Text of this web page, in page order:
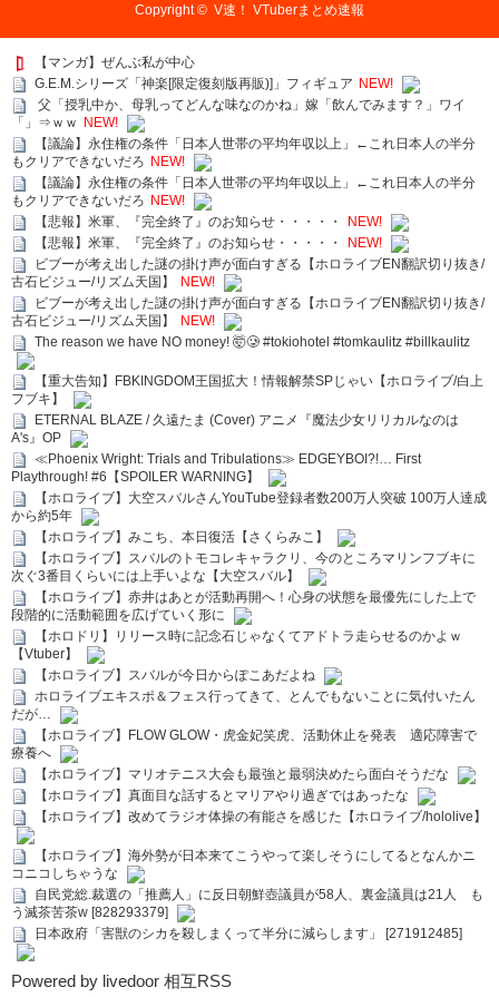
Copyright © V速！ VTuberまとめ速報
【マンガ】ぜんぶ私が中心
G.E.M.シリーズ「神楽[限定復刻版再販)]」フィギュア NEW!
父「授乳中か、母乳ってどんな味なのかね」嫁「飲んでみます？」ワイ
「」⇒ｗｗ
NEW!
【議論】永住権の条件「日本人世帯の平均年収以上」←これ日本人の半分
もクリアできないだろ NEW!
【議論】永住権の条件「日本人世帯の平均年収以上」←これ日本人の半分
もクリアできないだろ NEW!
【悲報】米軍、『完全終了』のお知らせ・・・・・
NEW!
【悲報】米軍、『完全終了』のお知らせ・・・・・
NEW!
ビブーが考え出した謎の掛け声が面白すぎる【ホロライブEN翻訳切り抜き/
古石ビジュー/リズム天国】
NEW!
ビブーが考え出した謎の掛け声が面白すぎる【ホロライブEN翻訳切り抜き/
古石ビジュー/リズム天国】
NEW!
The reason we have NO money! 🤯🥲 #tokiohotel #tomkaulitz #billkaulitz
【重大告知】FBKINGDOM王国拡大！情報解禁SPじゃい【ホロライブ/白上
フブキ】
ETERNAL BLAZE / 久遠たま (Cover) アニメ『魔法少女リリカルなのは
A's』OP
≪Phoenix Wright: Trials and Tribulations≫ EDGEYBOI?!… First
Playthrough! #6【SPOILER WARNING】
【ホロライブ】大空スバルさんYouTube登録者数200万人突破 100万人達成
から約5年
【ホロライブ】みこち、本日復活【さくらみこ】
【ホロライブ】スバルのトモコレキャラクリ、今のところマリンフブキに
次ぐ3番目くらいには上手いよな【大空スバル】
【ホロライブ】赤井はあとが活動再開へ！心身の状態を最優先にした上で
段階的に活動範囲を広げていく形に
【ホロドリ】リリース時に記念石じゃなくてアドトラ走らせるのかよｗ
【Vtuber】
【ホロライブ】スバルが今日からぽこあだよね
ホロライブエキスポ＆フェス行ってきて、とんでもないことに気付いたん
だが…
【ホロライブ】FLOW GLOW・虎金妃笑虎、活動休止を発表 適応障害で
療養へ
【ホロライブ】マリオテニス大会も最強と最弱決めたら面白そうだな
【ホロライブ】真面目な話するとマリアやり過ぎではあったな
【ホロライブ】改めてラジオ体操の有能さを感じた【ホロライブ/hololive】
【ホロライブ】海外勢が日本来てこうやって楽しそうにしてるとなんかニ
コニコしちゃうな
自民党総.裁選の「推薦人」に反日朝鮮壺議員が58人、裏金議員は21人 も
う滅茶苦茶w [828293379]
日本政府「害獣のシカを殺しまくって半分に減らします」 [271912485]
Powered by livedoor 相互RSS